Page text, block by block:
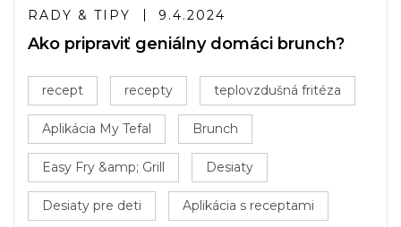
RADY & TIPY 9.4.2024
Ako pripraviť geniálny domáci brunch?
recept recepty teplovzdušná fritéza
Aplikácia My Tefal Brunch
Easy Fry &amp; Grill Desiaty
Desiaty pre deti Aplikácia s receptami